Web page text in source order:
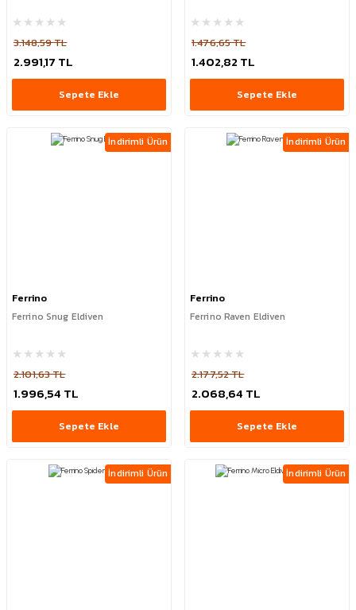
3.148,59 TL
2.991,17 TL
Sepete Ekle
1.476,65 TL
1.402,82 TL
Sepete Ekle
İndirimli Ürün
Ferrino
Ferrino Snug Eldiven
2.101,63 TL
1.996,54 TL
Sepete Ekle
İndirimli Ürün
Ferrino
Ferrino Raven Eldiven
2.177,52 TL
2.068,64 TL
Sepete Ekle
İndirimli Ürün İndirimli Ürün